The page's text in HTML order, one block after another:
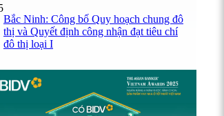
Bắc Ninh: Công bố Quy hoạch chung đô
thị và Quyết định công nhận đạt tiêu chí
đô thị loại I